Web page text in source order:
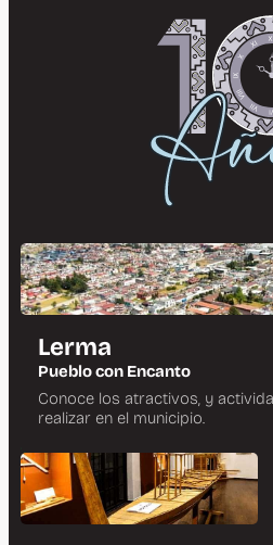
Lerma
Pueblo con Encanto
Conoce los atractivos, y
realizar en el municipio.